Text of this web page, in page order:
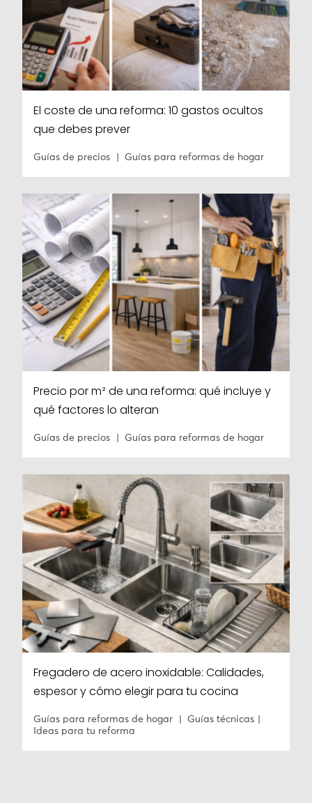
El coste de una reforma: 10 gastos ocultos
que debes prever
Guías de precios Guías para reformas de hogar
Precio por m² de una reforma: qué incluye y
qué factores lo alteran
Guías de precios Guías para reformas de hogar
Fregadero de acero inoxidable: Calidades,
espesor y cómo elegir para tu cocina
Guías para reformas de hogar
Guías técnicas
Ideas para tu reforma